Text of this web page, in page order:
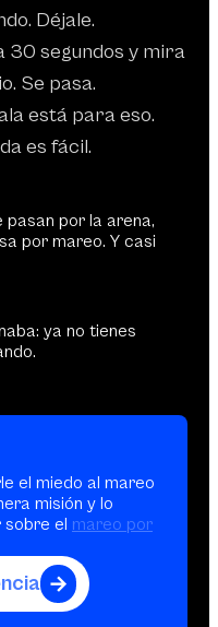
Déjale.
30 segundos y mira
Se pasa.
está para eso.
es fácil.
pasan por la arena,
por mareo. Y casi
ya no tienes
el miedo al mareo
misión y lo
el mareo por